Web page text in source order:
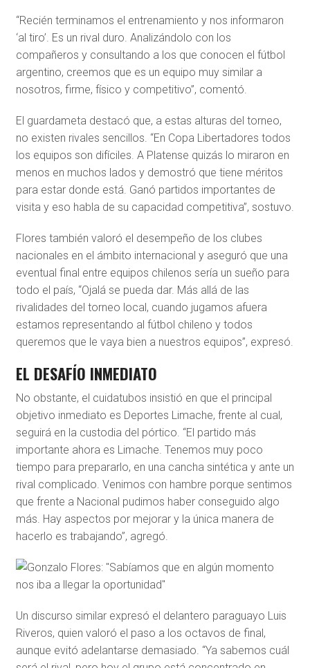
“Recién terminamos el entrenamiento y nos informaron
‘al tiro’. Es un rival duro. Analizándolo con los
compañeros y consultando a los que conocen el fútbol
argentino, creemos que es un equipo muy similar a
nosotros, firme, físico y competitivo”, comentó.
El guardameta destacó que, a estas alturas del torneo,
no existen rivales sencillos. “En Copa Libertadores todos
los equipos son difíciles. A Platense quizás lo miraron en
menos en muchos lados y demostró que tiene méritos
para estar donde está. Ganó partidos importantes de
visita y eso habla de su capacidad competitiva”, sostuvo.
Flores también valoró el desempeño de los clubes
nacionales en el ámbito internacional y aseguró que una
eventual final entre equipos chilenos sería un sueño para
todo el país, “Ojalá se pueda dar. Más allá de las
rivalidades del torneo local, cuando jugamos afuera
estamos representando al fútbol chileno y todos
queremos que le vaya bien a nuestros equipos”, expresó.
EL DESAFÍO INMEDIATO
No obstante, el cuidatubos insistió en que el principal
objetivo inmediato es Deportes Limache, frente al cual,
seguirá en la custodia del pórtico. “El partido más
importante ahora es Limache. Tenemos muy poco
tiempo para prepararlo, en una cancha sintética y ante un
rival complicado. Venimos con hambre porque sentimos
que frente a Nacional pudimos haber conseguido algo
más. Hay aspectos por mejorar y la única manera de
hacerlo es trabajando”, agregó.
Un discurso similar expresó el delantero paraguayo Luis
Riveros, quien valoró el paso a los octavos de final,
aunque evitó adelantarse demasiado. “Ya sabemos cuál